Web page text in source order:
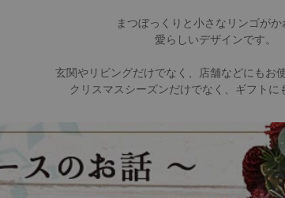
まつぼっくりと小さなリンゴがか
愛らしいデザインです。
玄関やリビングだけでなく、店舗などにもお
クリスマスシーズンだけでなく、ギフトに